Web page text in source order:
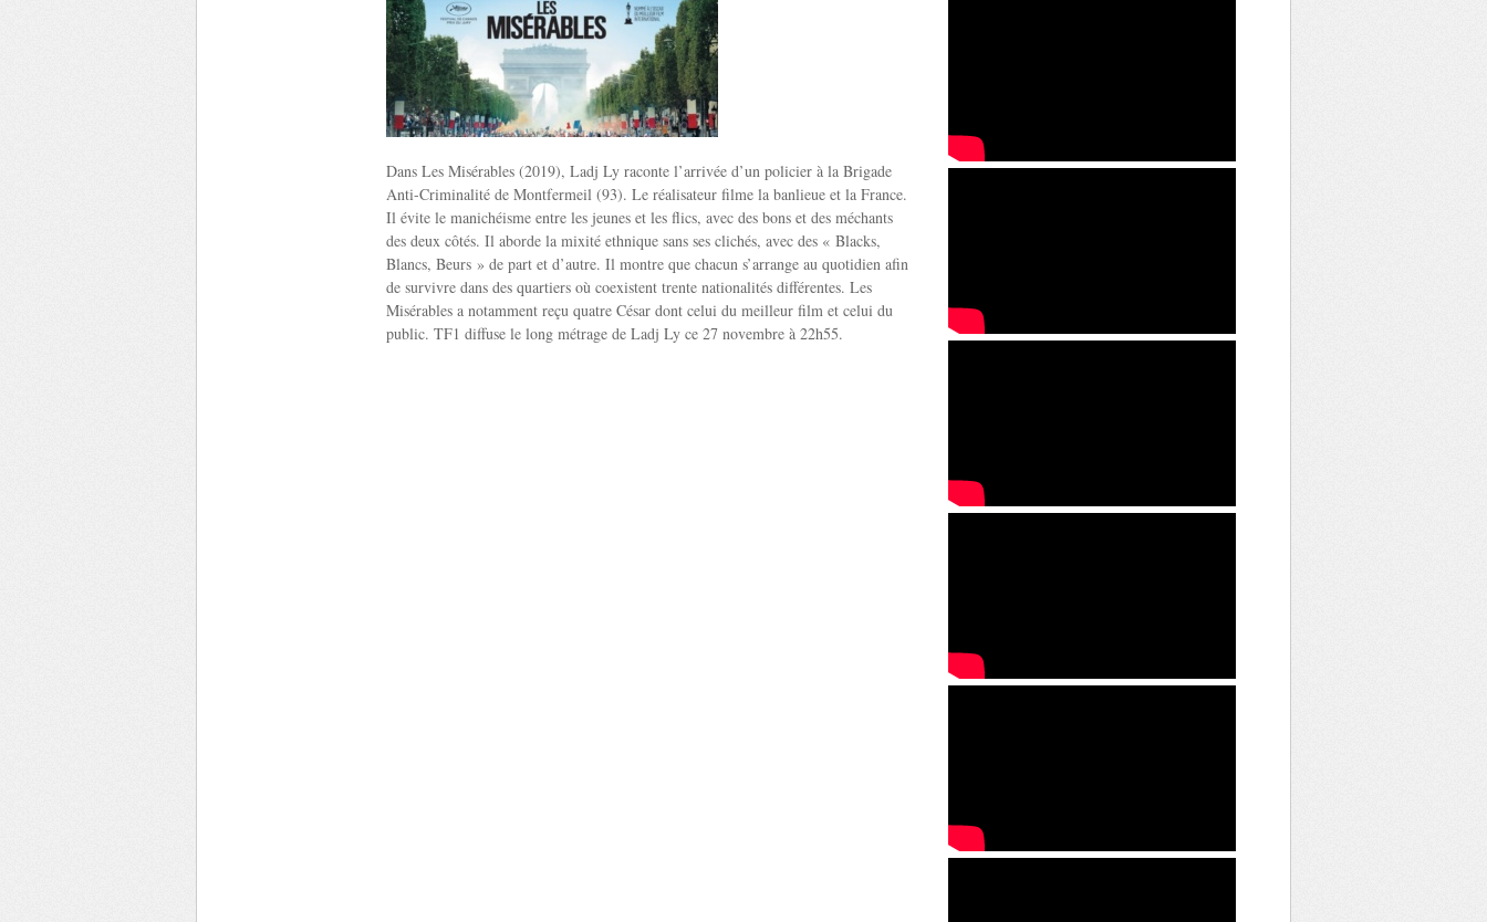
Dans Les Misérables (2019), Ladj Ly raconte l’arrivée d’un policier à la Brigade
Anti-Criminalité de Montfermeil (93). Le réalisateur filme la banlieue et la France.
Il évite le manichéisme entre les jeunes et les flics, avec des bons et des méchants
des deux côtés. Il aborde la mixité ethnique sans ses clichés, avec des « Blacks,
Blancs, Beurs » de part et d’autre. Il montre que chacun s’arrange au quotidien afin
de survivre dans des quartiers où coexistent trente nationalités différentes. Les
Misérables a notamment reçu quatre César dont celui du meilleur film et celui du
public. TF1 diffuse le long métrage de Ladj Ly ce 27 novembre à 22h55.